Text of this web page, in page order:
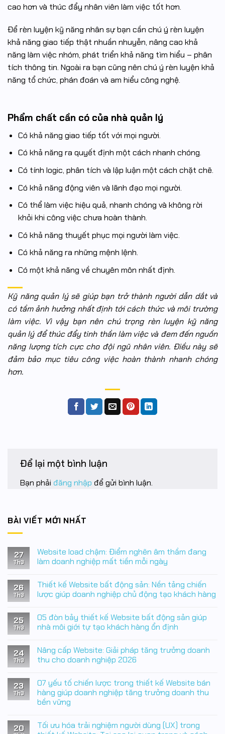
cao hơn và thúc đẩy nhân viên làm việc tốt hơn.
Để rèn luyện kỹ năng nhân sự bạn cần chú ý rèn luyện
khả năng giao tiếp thật nhuần nhuyễn, nâng cao khả
năng làm việc nhóm, phát triển khả năng tìm hiểu – phân
tích thông tin. Ngoài ra bạn cũng nên chú ý rèn luyện khả
năng tổ chức, phán đoán và am hiểu công nghệ.
Phẩm chất cần có của nhà quản lý
Có khả năng giao tiếp tốt với mọi người.
Có khả năng ra quyết định một cách nhanh chóng.
Có tính logic, phân tích và lập luận một cách chặt chẽ.
Có khả năng động viên và lãnh đạo mọi người.
Có thể làm việc hiệu quả, nhanh chóng và không rời
khỏi khi công việc chưa hoàn thành.
Có khả năng thuyết phục mọi người làm việc.
Có khả năng ra những mệnh lệnh.
Có một khả năng về chuyên môn nhất định.
Kỹ năng quản lý sẽ giúp bạn trở thành người dẫn dắt và
có tầm ảnh hưởng nhất định tới cách thức và môi trường
làm việc. Vì vậy bạn nên chú trọng rèn luyện kỹ năng
quản lý để thúc đẩy tinh thần làm việc và đem đến nguồn
năng lượng tích cực cho đội ngũ nhân viên. Điều này sẽ
đảm bảo mục tiêu công việc hoàn thành nhanh chóng
hơn.
Để lại một bình luận
Bạn phải đăng nhập để gửi bình luận.
BÀI VIẾT MỚI NHẤT
27
Th3
Website load chậm: Điểm nghẽn âm thầm đang
làm doanh nghiệp mất tiền mỗi ngày
bình
luận
ở
chậm:
Điểm
nghẽn
đang
làm
doanh
tiền
mỗi
ngày
26
Th3
Thiết kế Website bất động sản: Nền tảng chiến
lược giúp doanh nghiệp chủ động tạo khách hàng
bình
luận
ở
Website
bất
động
tảng
chiến
lược
giúp
chủ
động
25
Th3
05 đòn bảy thiết kế Website bất động sản giúp
nhà môi giới tự tạo khách hàng ổn định
bình
luận
ở
bảy
thiết
kế
Website
sản
giúp
24
Th3
Nâng cấp Website: Giải pháp tăng trưởng doanh
thu cho doanh nghiệp 2026
bình
luận
ở
Nâng
Giải
pháp
23
Th3
07 yếu tố chiến lược trong thiết kế Website bán
hàng giúp doanh nghiệp tăng trưởng doanh thu
bền vững
bình
luận
20
Tối ưu hóa trải nghiệm người dùng (UX) trong